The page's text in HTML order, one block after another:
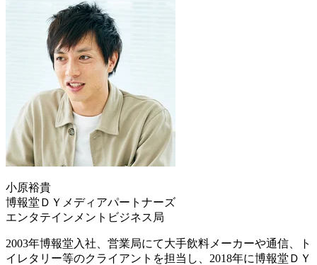
小原裕貴
博報堂ＤＹメディアパートナーズ
エンタテインメントビジネス局
2003年博報堂入社、営業局にて大手飲料メーカーや通信、ト
イレタリー等のクライアントを担当し、2018年に博報堂ＤＹ